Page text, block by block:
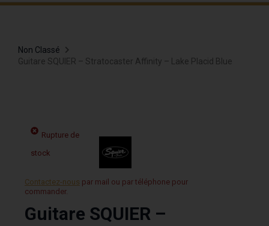
Non Classé
Guitare SQUIER – Stratocaster Affinity – Lake Placid Blue
Rupture de
stock
Contactez-nous par mail ou par téléphone pour
commander.
Guitare SQUIER –